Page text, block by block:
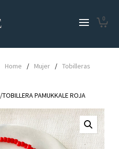
0
Home / Mujer / Tobilleras
/TOBILLERA PAMUKKALE ROJA